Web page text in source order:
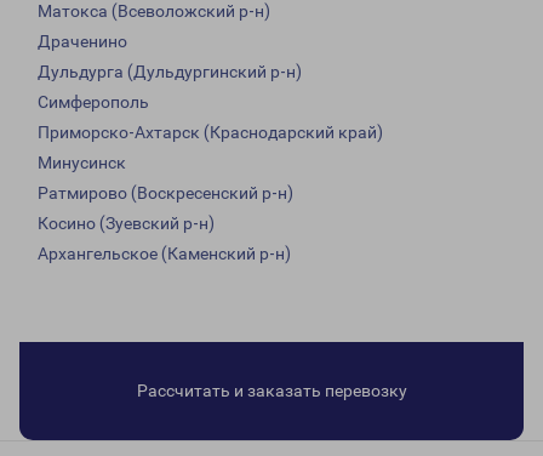
Матокса (Всеволожский р-н)
Драченино
Дульдурга (Дульдургинский р-н)
Симферополь
Приморско-Ахтарск (Краснодарский край)
Минусинск
Ратмирово (Воскресенский р-н)
Косино (Зуевский р-н)
Архангельское (Каменский р-н)
Рассчитать и заказать перевозку